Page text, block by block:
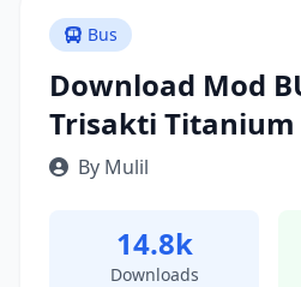
Bus
Download Mod
Trisakti Titanium
By Mulil
14.8k
Downloads